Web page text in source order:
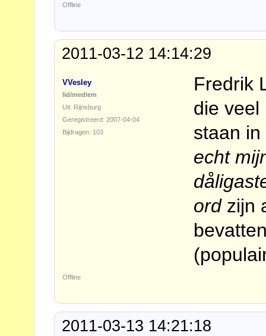
Offline
2011-03-12 14:14:29
VVesley
lid/medlem
Uit: Rijnsburg
Geregistreerd: 2007-04-04
Bijdragen: 103
Fredrik
die veel
staan
echt
ordzijn
Offline
2011-03-13 14:21:18